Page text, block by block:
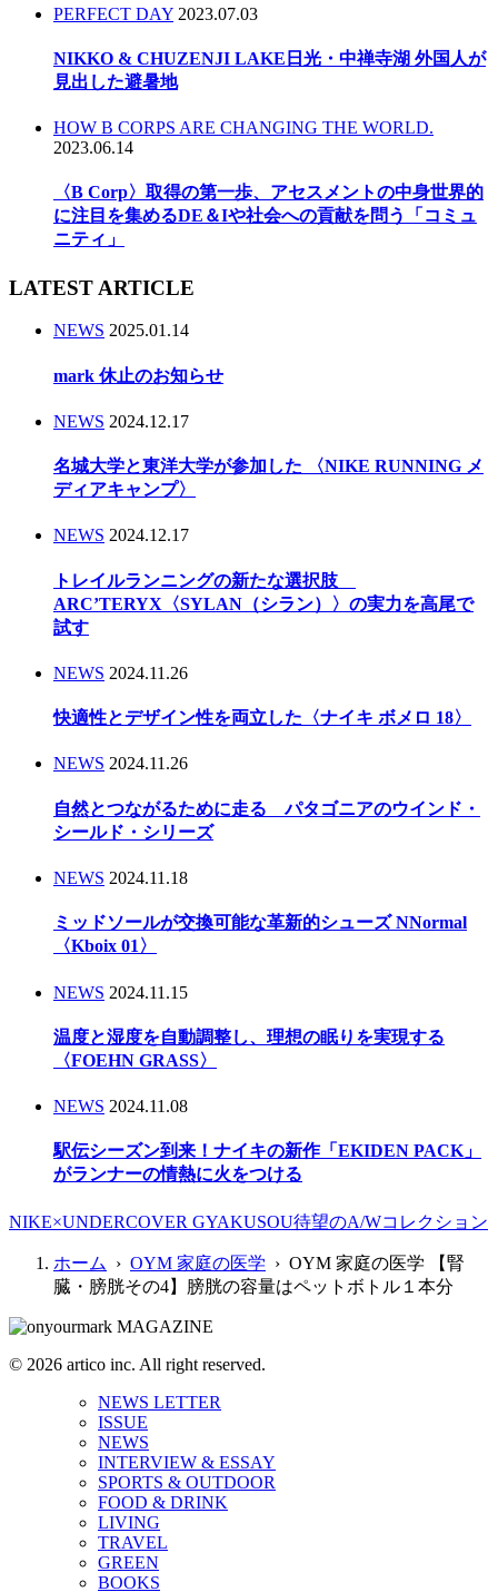
PERFECT DAY 2023.07.03
NIKKO & CHUZENJI LAKE日光・中禅寺湖 外国人が
見出した避暑地
HOW B CORPS ARE CHANGING THE WORLD.
2023.06.14
〈B Corp〉取得の第一歩、アセスメントの中身世界的
に注目を集めるDE＆Iや社会への貢献を問う「コミュ
ニティ」
LATEST ARTICLE
NEWS 2025.01.14
mark 休止のお知らせ
NEWS 2024.12.17
名城大学と東洋大学が参加した 〈NIKE RUNNING メ
ディアキャンプ〉
NEWS 2024.12.17
トレイルランニングの新たな選択肢
ARC’TERYX〈SYLAN（シラン）〉の実力を高尾で
試す
NEWS 2024.11.26
快適性とデザイン性を両立した〈ナイキ ボメロ 18〉
NEWS 2024.11.26
自然とつながるために走る パタゴニアのウインド・
シールド・シリーズ
NEWS 2024.11.18
ミッドソールが交換可能な革新的シューズ NNormal
〈Kboix 01〉
NEWS 2024.11.15
温度と湿度を自動調整し、理想の眠りを実現する
〈FOEHN GRASS〉
NEWS 2024.11.08
駅伝シーズン到来！ナイキの新作「EKIDEN PACK」
がランナーの情熱に火をつける
NIKE×UNDERCOVER GYAKUSOU待望のA/Wコレクション
ホーム › OYM 家庭の医学 › OYM 家庭の医学 【腎
臓・膀胱その4】膀胱の容量はペットボトル１本分
© 2026 artico inc. All right reserved.
NEWS LETTER
ISSUE
NEWS
INTERVIEW & ESSAY
SPORTS & OUTDOOR
FOOD & DRINK
LIVING
TRAVEL
GREEN
BOOKS